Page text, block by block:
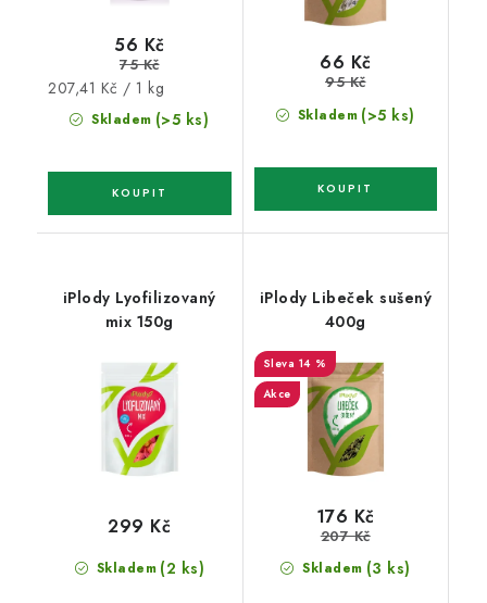
Skladem (>5 ks)
56 Kč
75 Kč
Měrná
cena:
207,41 Kč / 1 kg
Skladem (>5 ks)
66 Kč
95 Kč
iPlody Lyofilizovaný
mix 150g
Skladem (2 ks)
299 Kč
iPlody Libeček sušený
400g
14 %
Akce
Skladem (3 ks)
176 Kč
207 Kč